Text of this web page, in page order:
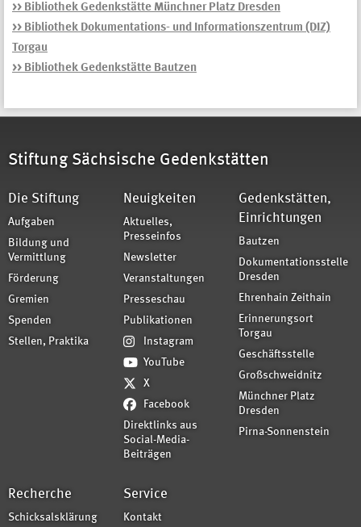
>> Bibliothek Gedenkstätte Münchner Platz Dresden
>> Bibliothek Dokumentations- und Informationszentrum (DIZ)
Torgau
>> Bibliothek Gedenkstätte Bautzen
Stiftung Sächsische Gedenkstätten
Die Stiftung
Aufgaben
Bildung und
Vermittlung
Förderung
Gremien
Spenden
Stellen, Praktika
Neuigkeiten
Aktuelles,
Presseinfos
Newsletter
Veranstaltungen
Presseschau
Publikationen
Instagram
YouTube
X
Facebook
Direktlinks aus
Social-Media-
Beiträgen
Gedenkstätten,
Einrichtungen
Bautzen
Dokumentationsstelle
Dresden
Ehrenhain Zeithain
Erinnerungsort
Torgau
Geschäftsstelle
Großschweidnitz
Münchner Platz
Dresden
Pirna-Sonnenstein
Recherche
Schicksalsklärung
Service
Kontakt